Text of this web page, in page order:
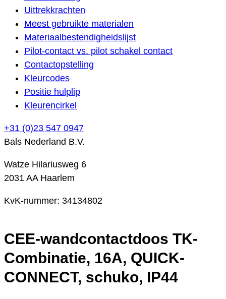
Uittrekkrachten
Meest gebruikte materialen
Materiaalbestendigheidslijst
Pilot-contact vs. pilot schakel contact
Contactopstelling
Kleurcodes
Positie hulplip
Kleurencirkel
+31 (0)23 547 0947
Bals Nederland B.V.
Watze Hilariusweg 6
2031 AA Haarlem
KvK-nummer: 34134802
CEE-wandcontactdoos TK-
Combinatie, 16A, QUICK-
CONNECT, schuko, IP44